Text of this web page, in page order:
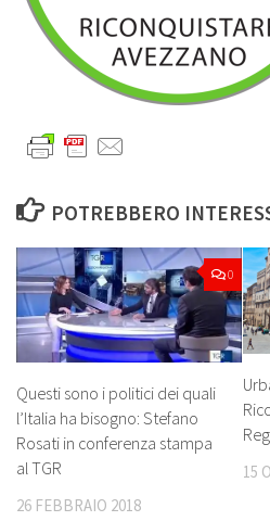
POTREBBERO
0
Questi sono i politici dei quali
l’Italia ha bisogno: Stefano
Rosati in conferenza stampa
al TGR
26 FEBBRAIO 2018
15